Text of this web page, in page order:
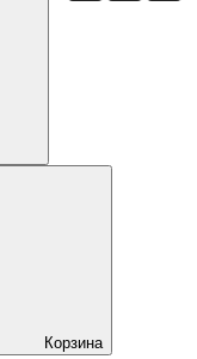
Корзина